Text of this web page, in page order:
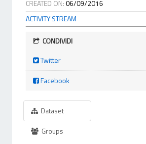
CREATED ON:06/09/2016
ACTIVITY STREAM
CONDIVIDI
Twitter
Facebook
Dataset
Groups